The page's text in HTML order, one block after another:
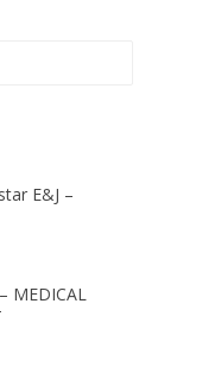
E&J –
MEDICAL